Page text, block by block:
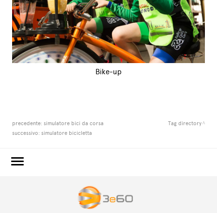
Bike-up
precedente: simulatore bici da corsa
successivo: simulatore bicicletta
Tag directory